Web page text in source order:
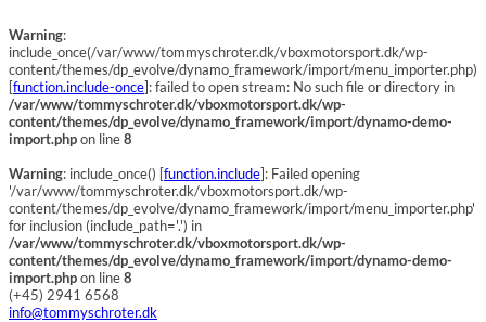
Warning:
include_once(/var/www/tommyschroter.dk/vboxmotorsport.dk/wp-
content/themes/dp_evolve/dynamo_framework/import/menu_importer.php)
[function.include-once]: failed to open stream: No such file or directory in
/var/www/tommyschroter.dk/vboxmotorsport.dk/wp-
content/themes/dp_evolve/dynamo_framework/import/dynamo-demo-
import.phpon line8
Warning: include_once() [function.include]: Failed opening
'/var/www/tommyschroter.dk/vboxmotorsport.dk/wp-
content/themes/dp_evolve/dynamo_framework/import/menu_importer.php'
for inclusion (include_path='.') in
/var/www/tommyschroter.dk/vboxmotorsport.dk/wp-
content/themes/dp_evolve/dynamo_framework/import/dynamo-demo-
import.phpon line8
(+45) 2941 6568
info@tommyschroter.dk